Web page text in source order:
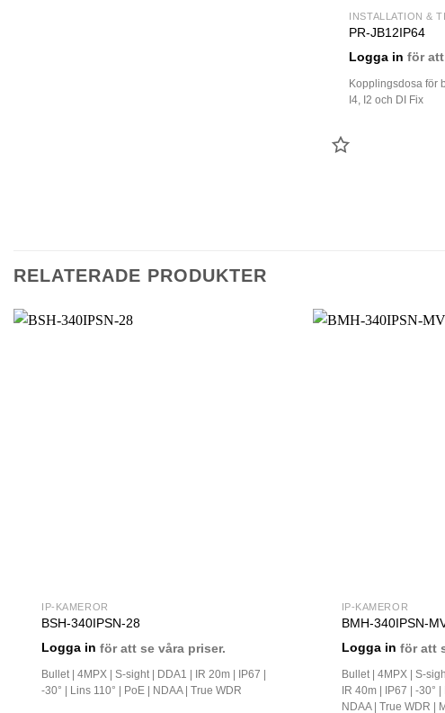
INSTALLATION &
PR-JB12IP64
Logga in för att
Kopplingsdosa för
I4, I2 och DI Fix
RELATERADE PRODUKTER
IP-KAMEROR
BSH-340IPSN-28
Logga in för att se våra priser.
Bullet | 4MPX | S-sight | DDA1 | IR 20m | IP67 |
-30° | Lins 110° | PoE | NDAA | True WDR
IP-KAMEROR
BMH-340IPSN-
Logga in för att
Bullet | 4MPX | S-
IR 40m | IP67 | -30°
NDAA | True WDR |